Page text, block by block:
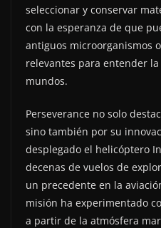
seleccionar y conservar
con la esperanza de que
antiguos microorganismos
relevantes para entender
mundos.
Perseverance no solo
sino también por su
desplegado el helicóptero
decenas de vuelos de
un precedente en la
misión ha experimentado
a partir de la atmósfera